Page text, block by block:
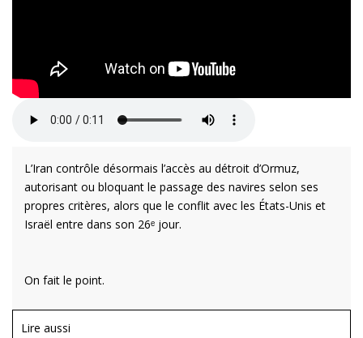
L’Iran contrôle désormais l’accès au détroit d’Ormuz,
autorisant ou bloquant le passage des navires selon ses
propres critères, alors que le conflit avec les États-Unis et
Israël entre dans son 26ᵉ jour.
On fait le point.
Lire aussi